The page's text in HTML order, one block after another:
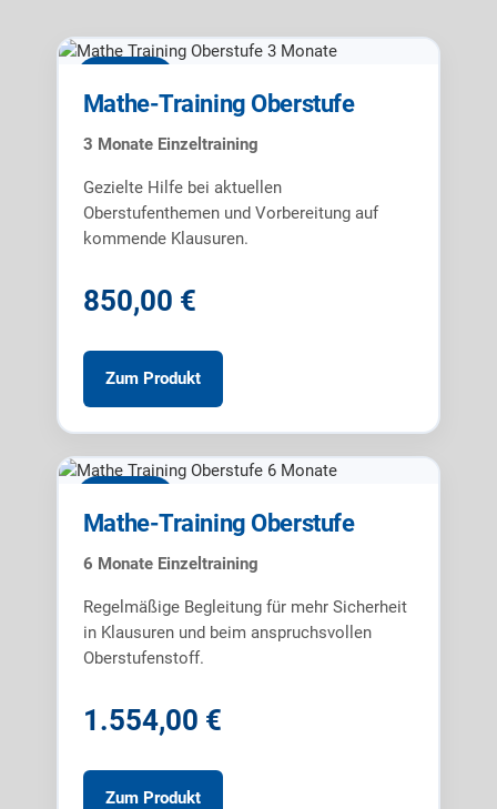
Mathe-Training Oberstufe
3 Monate Einzeltraining
Gezielte Hilfe bei aktuellen
Oberstufenthemen und Vorbereitung auf
kommende Klausuren.
850,00 €
Zum Produkt
Mathe-Training Oberstufe
6 Monate Einzeltraining
Regelmäßige Begleitung für mehr Sicherheit
in Klausuren und beim anspruchsvollen
Oberstufenstoff.
1.554,00 €
Zum Produkt